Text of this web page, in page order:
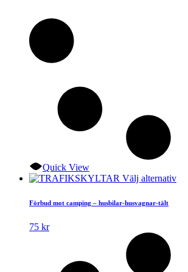
Quick View
Välj alternativDen
Förbud mot camping – husbilar-husvagnar-tält
75 kr